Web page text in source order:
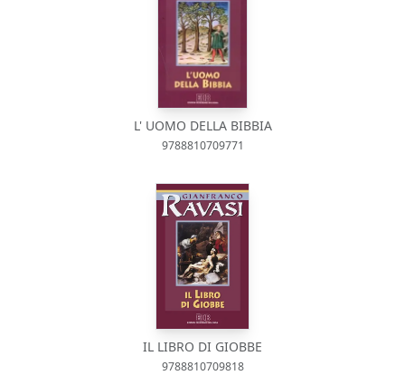
L' UOMO DELLA BIBBIA
9788810709771
IL LIBRO DI GIOBBE
9788810709818